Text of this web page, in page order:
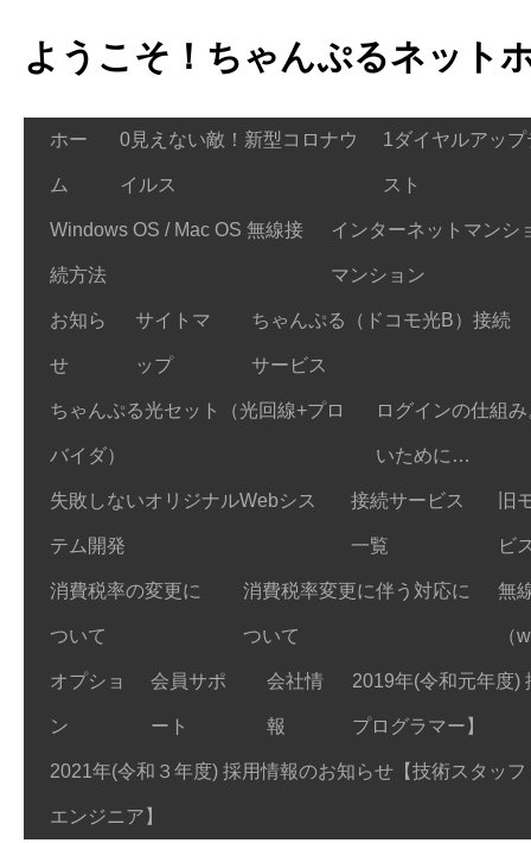
ようこそ！ちゃんぷるネット
ホー
ム
0見えない敵！新型コロナウ
イルス
1ダイヤルアップ
スト
Windows OS / Mac OS 無線接
続方法
インターネットマンシ
マンション
お知ら
せ
サイトマ
ップ
ちゃんぷる（ドコモ光B）接続
サービス
ちゃんぷる光セット（光回線+プロ
バイダ）
ログインの仕組
いために…
失敗しないオリジナルWebシス
テム開発
接続サービス
一覧
旧
ビ
消費税率の変更に
ついて
消費税率変更に伴う対応に
ついて
無
オプショ
ン
会員サポ
ート
会社情
報
2019年(令和元年度)
プログラマー】
2021年(令和３年度) 採用情報のお知らせ【技術スタッフ
エンジニア】